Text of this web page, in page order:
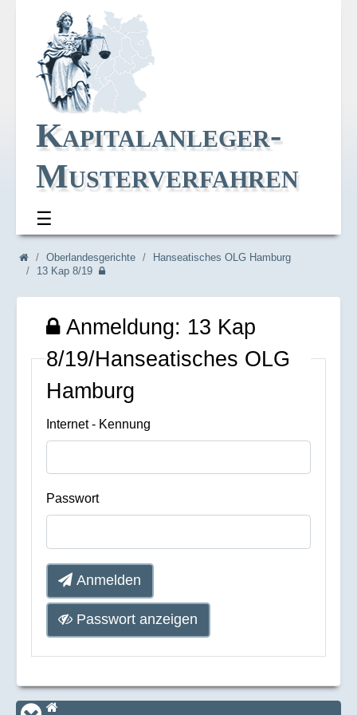
Kapitalanleger-
Musterverfahren
☰
Navi_breadcrum
Oberlandesgerichte
Hanseatisches OLG Hamburg
13 Kap 8/19
Anmeldung: 13 Kap
8/19/Hanseatisches OLG
Hamburg
Internet - Kennung
Passwort
Anmelden
Passwort anzeigen
Startseite